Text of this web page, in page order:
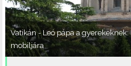
Vatikán - Leó pápa a
mobiljára